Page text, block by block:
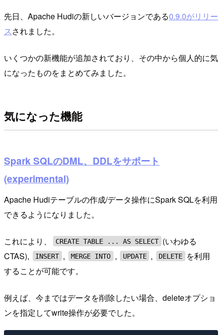
先日、Apache Hudiの新しいバージョンである0.9.0がリリー
ス されました。
いくつかの新機能が追加されており、その中から個人的に気
になったものをまとめてみました。
気になった機能
Spark SQLのDML、DDLをサポート
(experimental)
Apache Hudiテーブルの作成/データ操作にSpark SQLを利用
できるようになりました。
これにより、 CREATE TABLE ... AS SELECT (いわゆる
CTAS),
INSERT , MERGE INTO , UPDATE , DELETE
を利用
することが可能です。
例えば、今まではデータを削除したい場合、deleteオプショ
ンを指定してwrite操作が必要でした。